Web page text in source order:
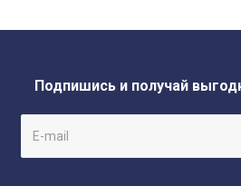
Подпишись и получай